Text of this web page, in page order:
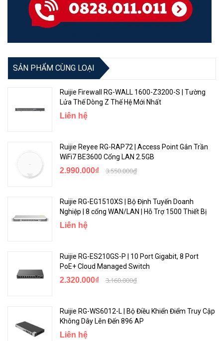
SON, triển khai không chạm lên Cloud
Dễ dàng bảo trì, giảm thời gian và chi phí onsite
Cổng
18 cổng 10/100/1000Base-T,
802.3af
Dung lượng chuyển mạch 40 Gbps
Bảng địa chỉ MAC 8000
VLAN
SẢN PHẨM CÙNG LOẠI
Ruijie Firewall RG-WALL 1600-Z3200-S | Tường
Lửa Thế Dòng Z Thế Hệ Mới Nhất
Liên hệ
Ruijie Reyee RG-RAP72 | Access Point Gắn Trần
WiFi7 BE3600 Cổng LAN 2.5GB
2.990.000₫ 3.550.000₫
Ruijie RG-EG1510XS | Bộ Định Tuyến Doanh
Nghiệp | 8 cổng WAN/LAN | Hỗ Trợ 1500 Thiết Bị
Liên hệ
Ruijie RG-ES210GS-P | 10 Port Gigabit, 8 Port
PoE+ Cloud Managed Switch
2.320.000₫ 3.160.000₫
Ruijie RG-WS6012-L | Bộ Điều Khiển Điểm Truy Cập
Không Dây Lên Đến 896 AP
Liên hệ